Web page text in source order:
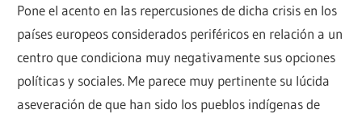
Pone el acento en las repercusiones de dicha crisis en los
países europeos considerados periféricos en relación a un
centro que condiciona muy negativamente sus opciones
políticas y sociales. Me parece muy pertinente su lúcida
aseveración de que han sido los pueblos indígenas de